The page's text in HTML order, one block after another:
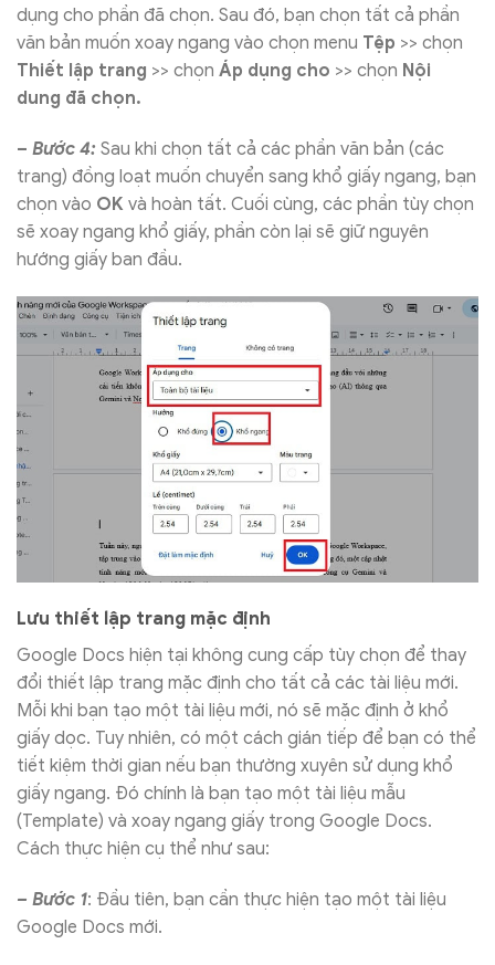
dụng cho phần đã chọn. Sau đó, bạn chọn tất cả phần
văn bản muốn xoay ngang vào chọn menu Tệp >> chọn
Thiết lập trang >> chọn Áp dụng cho >> chọn Nội
dung đã chọn.
– Bước 4: Sau khi chọn tất cả các phần văn bản (các
trang) đồng loạt muốn chuyển sang khổ giấy ngang, bạn
chọn vào OK và hoàn tất. Cuối cùng, các phần tùy chọn
sẽ xoay ngang khổ giấy, phần còn lại sẽ giữ nguyên
hướng giấy ban đầu.
Lưu thiết lập trang mặc định
Google Docs hiện tại không cung cấp tùy chọn để thay
đổi thiết lập trang mặc định cho tất cả các tài liệu mới.
Mỗi khi bạn tạo một tài liệu mới, nó sẽ mặc định ở khổ
giấy dọc. Tuy nhiên, có một cách gián tiếp để bạn có thể
tiết kiệm thời gian nếu bạn thường xuyên sử dụng khổ
giấy ngang. Đó chính là bạn tạo một tài liệu mẫu
(Template) và xoay ngang giấy trong Google Docs.
Cách thực hiện cụ thể như sau:
– Bước 1: Đầu tiên, bạn cần thực hiện tạo một tài liệu
Google Docs mới.